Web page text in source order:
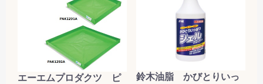
エーエムプロダクツ ピ
鈴木油脂 かびとりいっ